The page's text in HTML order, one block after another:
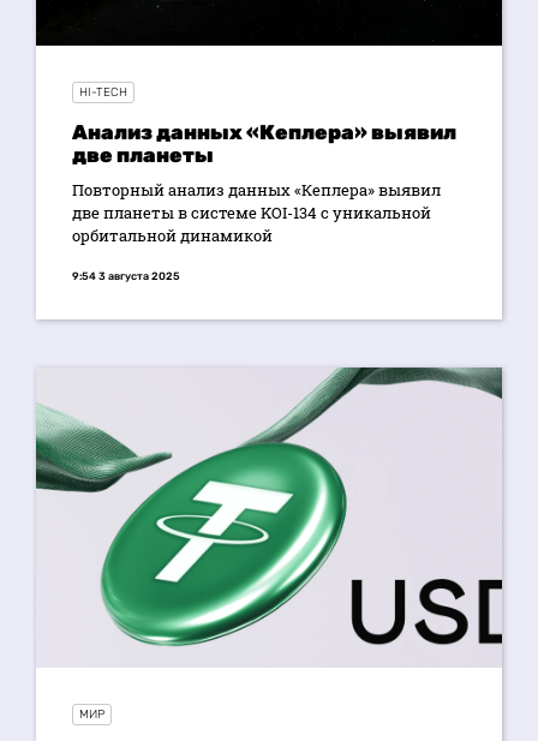
HI-TECH
Aнализ данных «Кеплера» выявил
две планеты
Повторный анализ данных «Кеплера» выявил
две планеты в системе KOI-134 с уникальной
орбитальной динамикой
9:54 3 августа 2025
МИР